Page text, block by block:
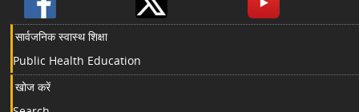
सार्वजनिक स्वास्थ शिक्षा
Public Health Education
खोज करें